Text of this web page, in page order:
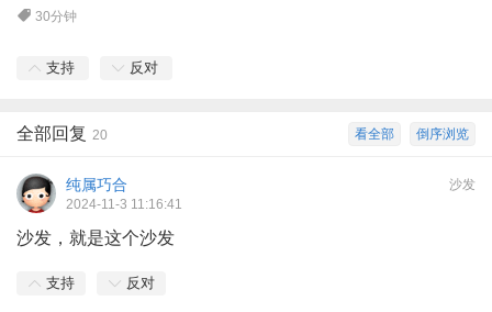
30分钟
支持 反对
倒序浏览
看全部
全部回复 20
沙发
纯属巧合
2024-11-3 11:16:41
沙发，就是这个沙发
支持 反对